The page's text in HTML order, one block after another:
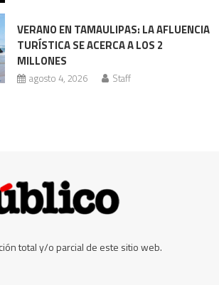
VERANO EN TAMAULIPAS: LA AFLUENCIA
TURÍSTICA SE ACERCA A LOS 2
MILLONES
agosto 4, 2026 Staff
total y/o parcial de este sitio web.